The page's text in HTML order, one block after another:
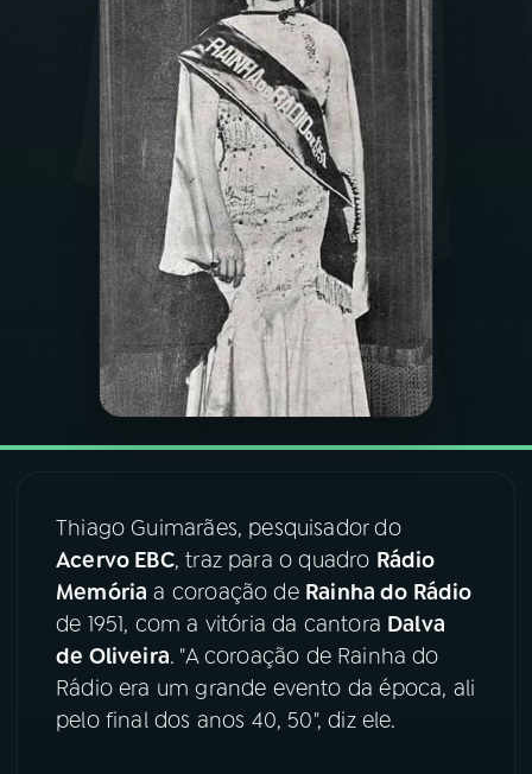
PROGRAMAS
PODCASTS
VIDEOCASTS
ÚLTIMAS
FESTIVAL DE MÚSICA
ACOMPANHE A RÁDIO NACIONAL
Instagram X
TikTok
Thiago Guimarães, pesquisador do
Acervo EBC, traz para o quadro Rádio
Memória a coroação de Rainha do Rádio
de 1951, com a vitória da cantora Dalva
de Oliveira. "A coroação de Rainha do
Rádio era um grande evento da época, ali
pelo final dos anos 40, 50", diz ele.